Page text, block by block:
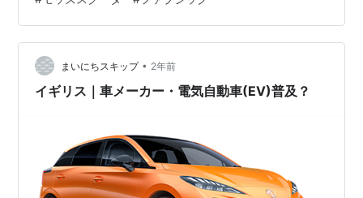
で言えば大体皆さんも同じだと思いますが、66年位、サ
イケが入る手前まで、スクーターも金持ちはランブレッ
タのTV乗っていましたが、自分にはそこまでの勇気が出
ずLIに乗っていました。ヴェスパのGSなんかもありまし
たが、恐ろしい程の値段だと思います。 過…
まいにちスキップ • 2年前
イギリス｜車メーカー・電気自動車(EV)普及？